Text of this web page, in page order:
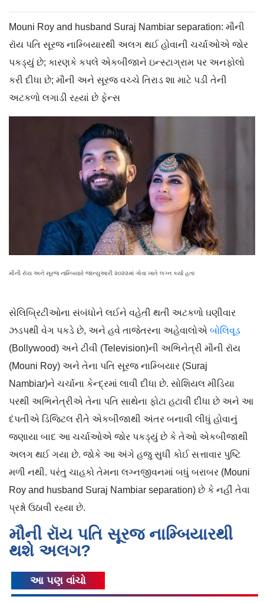
Mouni Roy and husband Suraj Nambiar separation: મૌની
રૉય પતિ સૂરજ નામ્બિયારથી અલગ થઈ હોવાની ચર્ચાઓએ જોર
પકડ્યું છે; કારણકે કપલે એકબીજાને ઇન્સ્ટાગ્રામ પર અનફોલો
કરી દીધા છે; મૌની અને સૂરજ વચ્ચે તિરાડ શા માટે પડી તેની
અટકળો લગાડી રહ્યાં છે ફેન્સ
મૌની રૉય અને સૂરજ નામ્બિયારે જાન્યુઆરી ૨૦૨૨માં ગોવા ખાતે લગ્ન કર્યા હતા
સેલિબ્રિટીઓના સંબંધોને લઈને વહેતી થતી અટકળો ઘણીવાર
ઝડપથી વેગ પકડે છે, અને હવે તાજેતરના અહેવાલોએ બોલિવૂડ
(Bollywood) અને ટીવી (Television)ની અભિનેત્રી મૌની રૉય
(Mouni Roy) અને તેના પતિ સૂરજ નામ્બિયાર (Suraj
Nambiar)ને ચર્ચાના કેન્દ્રમાં લાવી દીધા છે. સોશિયલ મીડિયા
પરથી અભિનેત્રીએ તેના પતિ સાથેના ફોટા હટાવી દીધા છે અને આ
દંપતીએ ડિજિટલ રીતે એકબીજાથી અંતર બનાવી લીધું હોવાનું
જણાયા બાદ આ ચર્ચાઓએ જોર પકડ્યું છે કે તેઓ એકબીજાથી
અલગ થઈ ગયા છે. જોકે આ અંગે હજુ સુધી કોઈ સત્તાવાર પુષ્ટિ
મળી નથી. પરંતુ ચાહકો તેમના લગ્નજીવનમાં બધું બરાબર (Mouni
Roy and husband Suraj Nambiar separation) છે કે નહીં તેવા
પ્રશ્નો ઉઠાવી રહ્યા છે.
મૌની રૉય પતિ સૂરજ નામ્બિયારથી
થશે અલગ?
આ પણ વાંચો